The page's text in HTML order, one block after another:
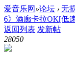
爱音乐网 »论坛 › 无
6》酒廊卡拉OK[低
返回列表 发新帖
28050